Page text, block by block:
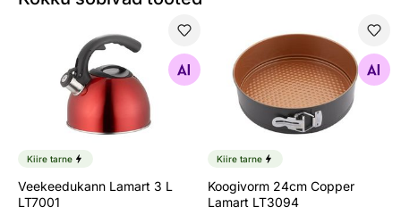
Veekeedukann Lamart 3 L LT7001
Otsi sarnaseid
Kiire tarne
Veekeedukann Lamart 3 L
LT7001
Koogivorm 24cm Copper
Otsi sarnaseid
Kiire tarne
Koogivorm 24cm Copper
Lamart LT3094